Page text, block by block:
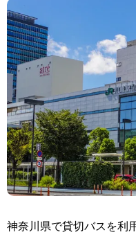
神奈川県で貸切バスを利